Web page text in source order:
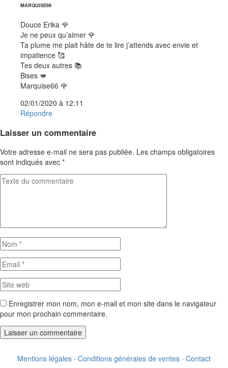
MARQUISE66dit :
Douce Erika 🌹
Je ne peux qu’aimer 🌹
Ta plume me plait hâte de te lire j’attends avec envie et
impatience 🥰
Tes deux autres 📚
Bises 💋
Marquise66 🌹
02/01/2020 à 12:11
Répondre
Laisser un commentaire
Votre adresse e-mail ne sera pas publiée. Les champs obligatoires
sont indiqués avec *
Enregistrer mon nom, mon e-mail et mon site dans le navigateur
pour mon prochain commentaire.
Mentions légales · Conditions générales de ventes · Contact